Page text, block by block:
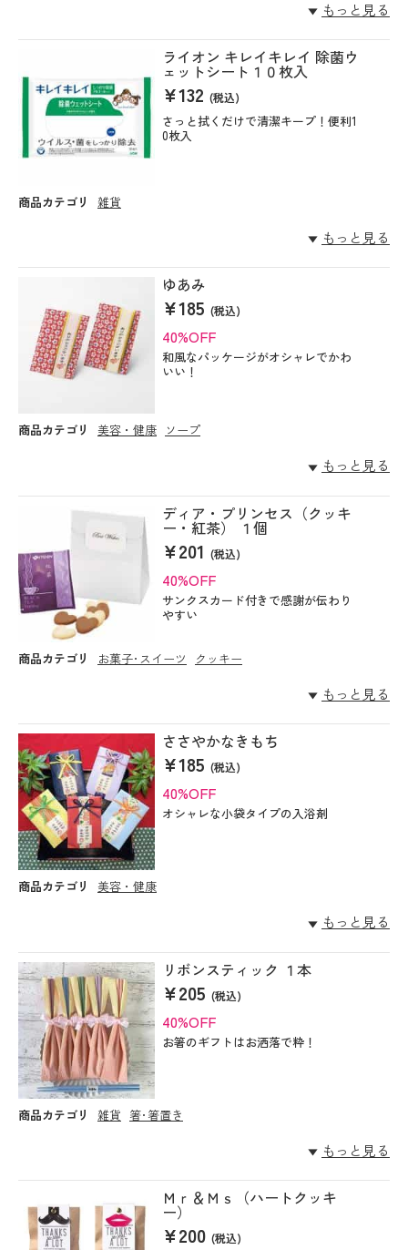
もっと見る
ライオン キレイキレイ 除菌ウ
ェットシート１０枚入
¥132(税込)
さっと拭くだけで清潔キープ！便利1
0枚入
商品カテゴリ 雑貨
もっと見る
ゆあみ
¥185(税込)
40%OFF
和風なパッケージがオシャレでかわ
いい！
商品カテゴリ 美容・健康 ソープ
もっと見る
ディア・プリンセス（クッキ
ー・紅茶） １個
¥201(税込)
40%OFF
サンクスカード付きで感謝が伝わり
やすい
商品カテゴリ お菓子･スイーツ クッキー
もっと見る
ささやかなきもち
¥185(税込)
40%OFF
オシャレな小袋タイプの入浴剤
商品カテゴリ 美容・健康
もっと見る
リボンスティック １本
¥205(税込)
40%OFF
お箸のギフトはお洒落で粋！
商品カテゴリ 雑貨 箸･箸置き
もっと見る
Ｍｒ＆Ｍｓ（ハートクッキ
ー）
¥200(税込)